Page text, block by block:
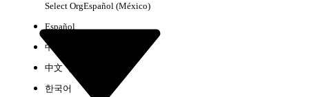
Select OrgEspañol (México)
Español
中文（简体）
中文（繁體）
한국어